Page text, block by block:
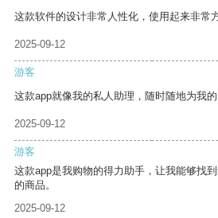
这款软件的设计非常人性化，使用起来非常方
2025-09-12
游客
这款app就像我的私人助理，随时随地为我的
2025-09-12
游客
这款app是我购物的得力助手，让我能够找
的商品。
2025-09-12